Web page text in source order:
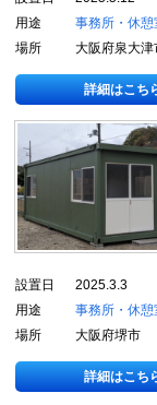
用途
事務所・休憩
場所
大阪府泉大津
詳細はこち
設置日
2025.3.3
用途
事務所・休憩
場所
大阪府堺市
詳細はこち